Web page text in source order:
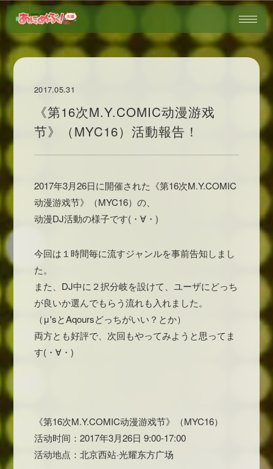
2017.05.31
《第16次M.Y.COMIC动漫游戏
节》（MYC16）活動報告！
2017年3月26日に開催された《第16次M.Y.COMIC
动漫游戏节》（MYC16）の、
动漫DJ活動の様子です(・∀・)
今回は１時間毎に流すジャンルを事前告知しまし
た。
また、DJ中に２択分岐を設けて、ユーザにどっち
が良いか選んでもらう流れも入れました。
（μ'sとAqoursどっちがいい？とか）
両方とも好評で、次回もやってみようと思ってま
す(・∀・)
《第16次M.Y.COMIC动漫游戏节》（MYC16）
活动时间：2017年3月26日 9:00-17:00
活动地点：北京西站·光耀东方广场